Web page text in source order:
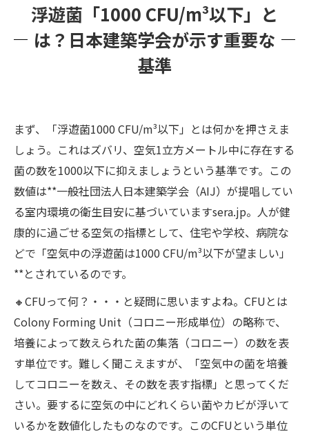
浮遊菌「1000 CFU/m³以下」と
は？日本建築学会が示す重要な
基準
まず、「浮遊菌1000 CFU/m³以下」とは何かを押さえま
しょう。これはズバリ、空気1立方メートル中に存在する
菌の数を1000以下に抑えましょうという基準です。この
数値は**一般社団法人日本建築学会（AIJ）が提唱してい
る室内環境の衛生目安に基づいていますsera.jp。人が健
康的に過ごせる空気の指標として、住宅や学校、病院な
どで「空気中の浮遊菌は1000 CFU/m³以下が望ましい」
**とされているのです。
🔸CFUって何？・・・と疑問に思いますよね。CFUとは
Colony Forming Unit（コロニー形成単位）の略称で、
培養によって数えられた菌の集落（コロニー）の数を表
す単位です。難しく聞こえますが、「空気中の菌を培養
してコロニーを数え、その数を表す指標」と思ってくだ
さい。要するに空気の中にどれくらい菌やカビが浮いて
いるかを数値化したものなのです。このCFUという単位